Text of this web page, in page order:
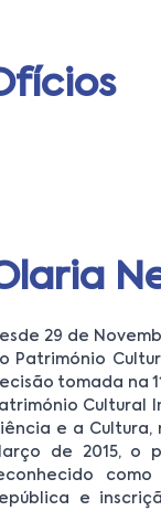
29 de
Património
tomada na
Cultural
e a Cultura,
de 2015, o
e